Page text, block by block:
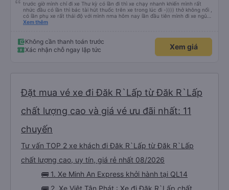
trước giờ mình chỉ đi xe Thư kỳ có lần đi thì xe chạy nhanh khiến mình rất
nhức đầu có lần thì bác tài hút thuốc trên xe trong lúc đi -)))) thở không nổi ,
có lần phụ xe rất thái độ với mình nma hôm nay lần đầu tiên mình đi xe ngủ
rất ngon chạy êm lắm phải nói là đã bác tài và anh phụ xe còn dễ thương
Xem thêm
Không cần thanh toán trước
Xác nhận chỗ ngay lập tức
Xem giá
Đặt mua vé xe đi Đăk R`Lấp từ Đăk R`Lấp
chất lượng cao và giá vé ưu đãi nhất: 11
chuyến
Tư vấn TOP 2 xe khách đi Đăk R`Lấp từ Đăk R`Lấp
chất lượng cao, uy tín, giá rẻ nhất 08/2026
🚌 1. Xe Minh An Express khởi hành tại QL14
🚌 2. Xe Việt Tân Phát : Xe đi Đăk R`Lấp chất